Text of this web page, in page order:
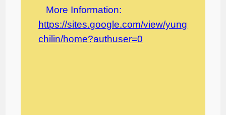
More Information:
https://sites.google.com/view/yung
chilin/home?authuser=0